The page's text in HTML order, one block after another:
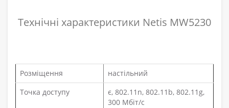
Технічні характеристики Netis MW5230
Розміщення
настільний
Точка доступу
є, 802.11n, 802.11b, 802.11g,
300 Мбіт/с